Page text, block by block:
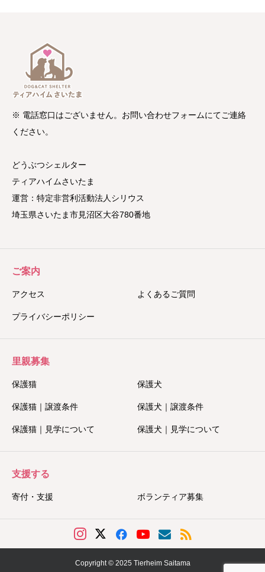
※ 電話窓口はございません。お問い合わせフォームにてご連絡
ください。
どうぶつシェルター
ティアハイムさいたま
運営：特定非営利活動法人シリウス
埼玉県さいたま市見沼区大谷780番地
ご案内
アクセス よくあるご質問
プライバシーポリシー
里親募集
保護猫 保護犬
保護猫｜譲渡条件 保護犬｜譲渡条件
保護猫｜見学について 保護犬｜見学について
支援する
寄付・支援 ボランティア募集
Copyright © 2025 Tierheim Saitama